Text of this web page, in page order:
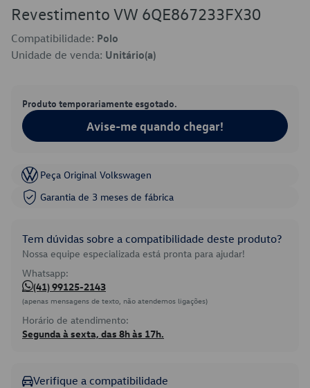
Revestimento VW 6QE867233FX30
Compatibilidade: Polo
Unidade de venda: Unitário(a)
Produto temporariamente esgotado.
Avise-me quando chegar!
Peça Original Volkswagen
Garantia de 3 meses de fábrica
Tem dúvidas sobre a compatibilidade deste produto?
Nossa equipe especializada está pronta para ajudar!
Whatsapp:
(41) 99125-2143
(apenas mensagens de texto, não atendemos ligações)
Horário de atendimento:
Segunda à sexta, das 8h às 17h.
Verifique a compatibilidade